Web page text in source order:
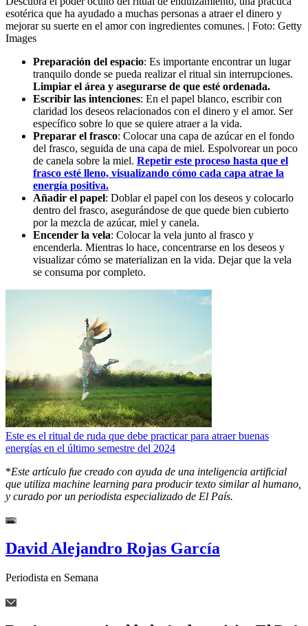
esotérica que ha ayudado a muchas personas a atraer el dinero y
mejorar su suerte en el amor con ingredientes comunes. | Foto: Getty
Images
Preparación del espacio: Es importante encontrar un lugar
tranquilo donde se pueda realizar el ritual sin interrupciones.
Limpiar el área y asegurarse de que esté ordenada.
Escribir las intenciones: En el papel blanco, escribir con
claridad los deseos relacionados con el dinero y el amor. Ser
específico sobre lo que se quiere atraer a la vida.
Preparar el frasco: Colocar una capa de azúcar en el fondo
del frasco, seguida de una capa de miel. Espolvorear un poco
de canela sobre la miel. Repetir este proceso hasta que el
frasco esté lleno, visualizando cómo cada capa atrae la
energía positiva.
Añadir el papel: Doblar el papel con los deseos y colocarlo
dentro del frasco, asegurándose de que quede bien cubierto
por la mezcla de azúcar, miel y canela.
Encender la vela: Colocar la vela junto al frasco y
encenderla. Mientras lo hace, concentrarse en los deseos y
visualizar cómo se materializan en la vida. Dejar que la vela
se consuma por completo.
Este es el ritual de ruda que debe practicar para atraer buenas
energías en el último semestre del 2024
*Este artículo fue creado con ayuda de una inteligencia artificial
que utiliza machine learning para producir texto similar al humano,
y curado por un periodista especializado de El País.
David Alejandro Rojas García
Periodista en Semana